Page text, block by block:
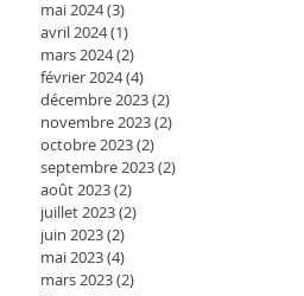
mai 2024(3)
avril 2024(1)
mars 2024(2)
février 2024(4)
décembre 2023(2)
novembre 2023(2)
octobre 2023(2)
septembre 2023(2)
août 2023(2)
juillet 2023(2)
juin 2023(2)
mai 2023(4)
mars 2023(2)